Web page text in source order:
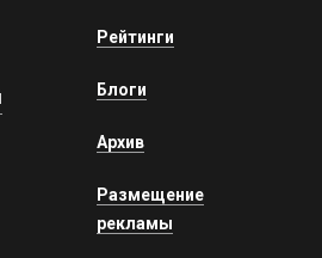
Рейтинги
Блоги
Архив
Размещение
рекламы